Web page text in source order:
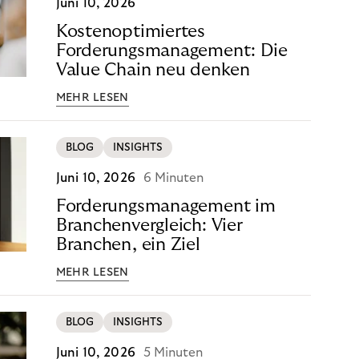
Juni 10, 2026
Kostenoptimiertes
Forderungsmanagement: Die
Value Chain neu denken
MEHR LESEN
BLOG INSIGHTS
Juni 10, 2026 6 Minuten
Forderungsmanagement im
Branchenvergleich: Vier
Branchen, ein Ziel
MEHR LESEN
BLOG INSIGHTS
Juni 10, 2026 5 Minuten